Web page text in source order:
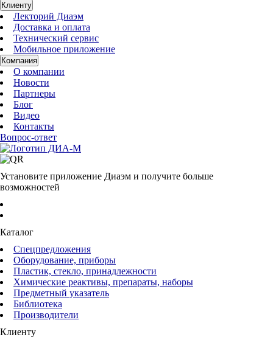
Клиенту
Лекторий Диаэм
Доставка и оплата
Технический сервис
Мобильное приложение
Компания
О компании
Новости
Партнеры
Блог
Видео
Контакты
Вопрос-ответ
Установите приложение Диаэм и получите больше
возможностей
Каталог
Спецпредложения
Оборудование, приборы
Пластик, стекло, принадлежности
Химические реактивы, препараты, наборы
Предметный указатель
Библиотека
Производители
Клиенту